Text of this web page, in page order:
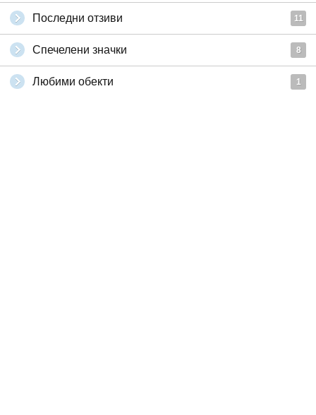
Последни отзиви 11
Спечелени значки 8
Любими обекти 1